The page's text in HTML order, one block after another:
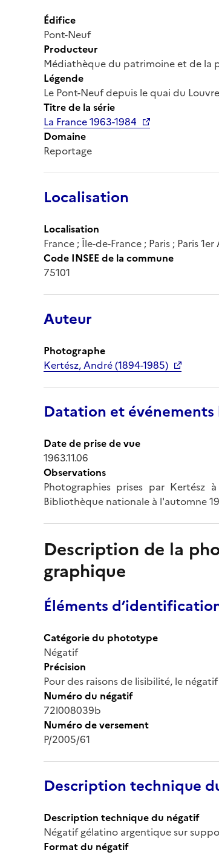
Édifice
Pont-Neuf
Producteur
Médiathèque du patrimoine et de la
Légende
Le Pont-Neuf depuis le quai du Louvre
Titre de la série
La France 1963-1984
Domaine
Reportage
Localisation
Localisation
France ; Île-de-France ; Paris ; Paris
Code INSEE de la commune
75101
Auteur
Photographe
Kertész, André (1894-1985)
Datation et événements
Date de prise de vue
1963.11.06
Observations
Photographies prises par Kertész
Bibliothèque nationale à l'automne
Description de la
graphique
Éléments
Catégorie du phototype
Négatif
Précision
Pour des raisons de lisibilité, le
Numéro du négatif
72l008039b
Numéro de versement
P/2005/61
Description technique
Description technique du négatif
Négatif gélatino argentique sur
Format du négatif